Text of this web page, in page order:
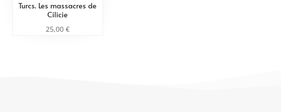
Turcs. Les massacres de
Cilicie
25,00 €